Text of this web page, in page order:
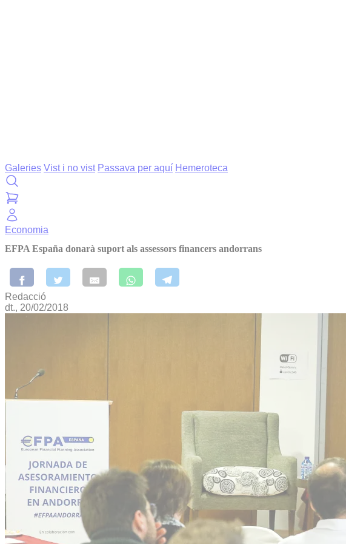
Galeries Vist i no vist Passava per aquí Hemeroteca
Economia
EFPA España donarà suport als assessors financers andorrans
Redacció
dt., 20/02/2018